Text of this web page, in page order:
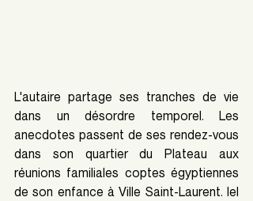
L'autaire partage ses tranches de vie
dans un désordre temporel. Les
anecdotes passent de ses rendez-vous
dans son quartier du Plateau aux
réunions familiales coptes égyptiennes
de son enfance à Ville Saint-Laurent. Iel